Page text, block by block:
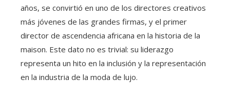
años, se convirtió en uno de los directores creativos
más jóvenes de las grandes firmas, y el primer
director de ascendencia africana en la historia de la
maison. Este dato no es trivial: su liderazgo
representa un hito en la inclusión y la representación
en la industria de la moda de lujo.